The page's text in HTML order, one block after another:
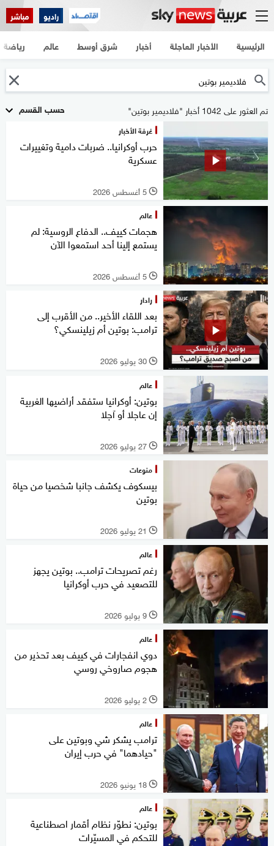
راديو مباشر
الرئيسية الأخبار العاجلة أخبار شرق أوسط عالم رياضة
حسب القسم تم العثور على 1042 أخبار "فلاديمير بوتين"
غرفة الأخبار
حرب أوكرانيا.. ضربات دامية وتغييرات
عسكرية
l 5 أغسطس 2026
عالم
هجمات كييف.. الدفاع الروسية: لم
يستمع إلينا أحد استمعوا الآن
l 5 أغسطس 2026
رادار
بعد اللقاء الأخير.. من الأقرب إلى
ترامب: بوتين أم زيلينسكي؟
l 30 يوليو 2026
عالم
بوتين: أوكرانيا ستفقد أراضيها الغربية
إن عاجلا أو آجلا
l 27 يوليو 2026
منوعات
بيسكوف يكشف جانبا شخصيا من حياة
بوتين
l 21 يوليو 2026
عالم
رغم تصريحات ترامب.. بوتين يجهز
للتصعيد في حرب أوكرانيا
l 9 يوليو 2026
عالم
دوي انفجارات في كييف بعد تحذير من
هجوم صاروخي روسي
l 2 يوليو 2026
عالم
ترامب يشكر شي وبوتين على
"حيادهما" في حرب إيران
l 18 يونيو 2026
عالم
بوتين: نطوّر نظام أقمار اصطناعية
للتحكم في المسيّرات